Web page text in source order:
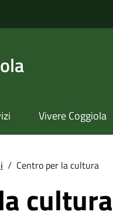
Vivere Coggiola
/ Centro per la cultura
cultura